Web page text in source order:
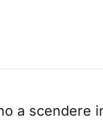
a scendere